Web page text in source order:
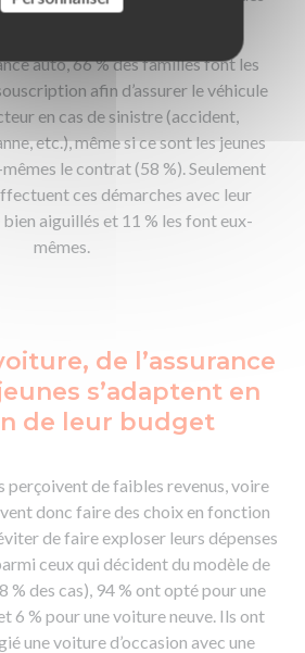
font tout de leur côté.
auto, 66 % des familles font les
afin d’assurer le véhicule
en cas de sinistre (accident,
etc.), même si ce sont les jeunes
le contrat (58 %). Seulement
ces démarches avec leur
aiguillés et 11 % les font eux-
mêmes.
de l’assurance
s’adaptent en
de leur budget
perçoivent de faibles revenus, voire
donc faire des choix en fonction
de faire exploser leurs dépenses
ceux qui décident du modèle de
% des cas), 94 % ont opté pour une
6 % pour une voiture neuve. Ils ont
une voiture d’occasion avec une